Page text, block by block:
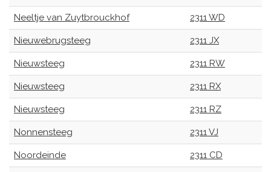
Neeltje van Zuytbrouckhof 2311 WD
Nieuwebrugsteeg 2311 JX
Nieuwsteeg 2311 RW
Nieuwsteeg 2311 RX
Nieuwsteeg 2311 RZ
Nonnensteeg 2311 VJ
Noordeinde 2311 CD